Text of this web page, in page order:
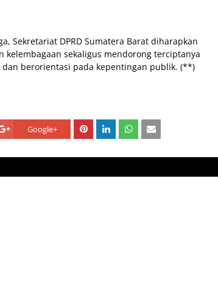
Sekretariat DPRD Sumatera Barat diharapkan
sekaligus mendorong terciptanya
berorientasi pada kepentingan publik. (**)
Google+